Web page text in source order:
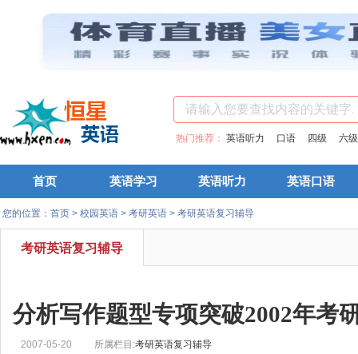
热门推荐： 英语听力 口语 四级 六级
首页 英语学习 英语听力 英语口语
您的位置： 首页 > 校园英语 > 考研英语 > 考研英语复习辅导
考研英语复习辅导
分析写作题型专项突破2002年考
2007-05-20 所属栏目:考研英语复习辅导